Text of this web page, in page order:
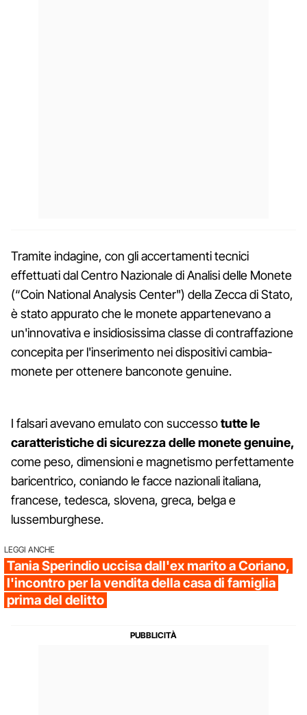
Tramite indagine, con gli accertamenti tecnici
effettuati dal Centro Nazionale di Analisi delle Monete
(“Coin National Analysis Center") della Zecca di Stato,
è stato appurato che le monete appartenevano a
un'innovativa e insidiosissima classe di contraffazione
concepita per l'inserimento nei dispositivi cambia-
monete per ottenere banconote genuine.
I falsari avevano emulato con successotutte le
caratteristiche di sicurezza delle monete genuine,
come peso, dimensioni e magnetismo perfettamente
baricentrico, coniando le facce nazionali italiana,
francese, tedesca, slovena, greca, belga e
lussemburghese.
LEGGI ANCHE
Tania Sperindio uccisa dall'ex marito a Coriano,
l'incontro per la vendita della casa di famiglia
prima del delitto